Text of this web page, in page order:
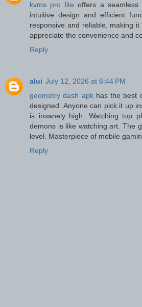
kvms pro lite offers a seamless
intuitive design and efficient
responsive and reliable, making
appreciate the convenience and
Reply
alui July 12, 2026 at 6:44 PM
geometry dash apkhas the best
designed. Anyone can pick it up
is insanely high. Watching top
demons is like watching art. The
level. Masterpiece of mobile
Reply